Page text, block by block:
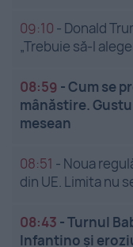
09:10 - Donald
„Trebuie să-l
08:59 -Cum se
mânăstire.
mesean
08:51 - Noua
din UE. Limita nu
08:43 -Turnul
Infantino și